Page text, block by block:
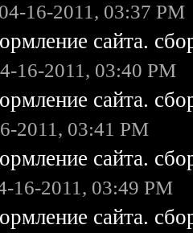
16-2011, 03:37 PM
сайта.
16-2011, 03:40 PM
сайта.
2011, 03:41 PM
сайта.
16-2011, 03:49 PM
сайта.